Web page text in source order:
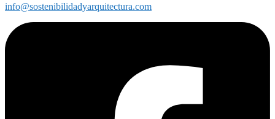
info@sostenibilidadyarquitectura.com